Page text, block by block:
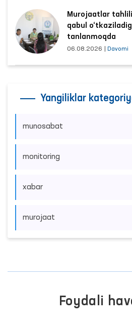
Murojaatlar
qabul
tanlanmoqda
06.08.2026 Davomi
Yangiliklar
munosabat
monitoring
xabar
murojaat
Foydali